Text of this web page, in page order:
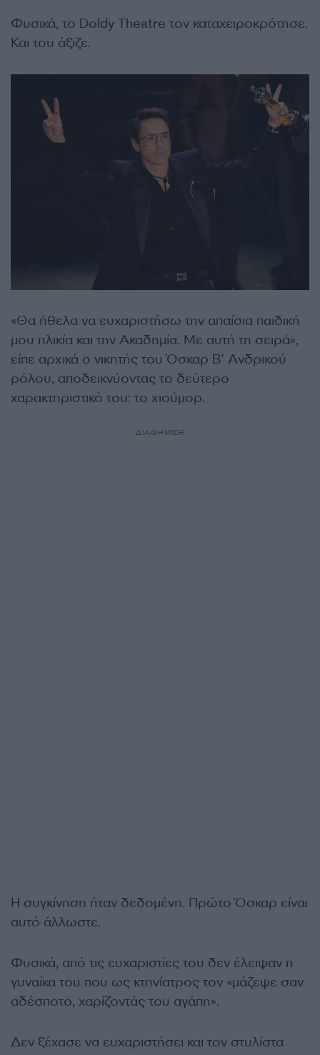
Φυσικά, το Doldy Theatre τον καταχειροκρότησε.
Και του άξιζε.
«Θα ήθελα να ευχαριστήσω την απαίσια παιδική
μου ηλικία και την Ακαδημία. Με αυτή τη σειρά»,
είπε αρχικά ο νικητής του Όσκαρ Β’ Ανδρικού
ρόλου, αποδεικνύοντας το δεύτερο
χαρακτηριστικό του: το χιούμορ.
ΔΙΑΦΗΜΙΣΗ
Η συγκίνηση ήταν δεδομένη. Πρώτο Όσκαρ είναι
αυτό άλλωστε.
Φυσικά, από τις ευχαριστίες του δεν έλειψαν η
γυναίκα του που ως κτηνίατρος τον «μάζεψε σαν
αδέσποτο, χαρίζοντάς του αγάπη».
Δεν ξέχασε να ευχαριστήσει και τον στυλίστα